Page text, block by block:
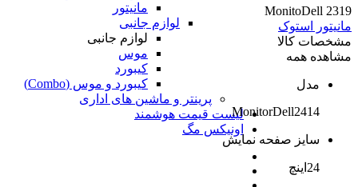
مانیتور
لوازم جانبی
لوازم جانبی
موس
کیبورد
کیبورد و موس (Combo)
پرینتر و ماشین های اداری
لیست قیمت هوشمند
اونیکس مگ
MonitoDell 2319
مانیتور استوک
مشخصات کالا
مشاهده همه
مدل
MonitorDell2414
سایز صفحه نمایش
24اینچ